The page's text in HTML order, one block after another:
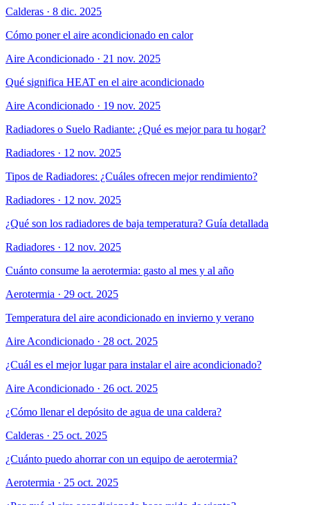
Calderas · 8 dic. 2025
Cómo poner el aire acondicionado en calor
Aire Acondicionado · 21 nov. 2025
Qué significa HEAT en el aire acondicionado
Aire Acondicionado · 19 nov. 2025
Radiadores o Suelo Radiante: ¿Qué es mejor para tu hogar?
Radiadores · 12 nov. 2025
Tipos de Radiadores: ¿Cuáles ofrecen mejor rendimiento?
Radiadores · 12 nov. 2025
¿Qué son los radiadores de baja temperatura? Guía detallada
Radiadores · 12 nov. 2025
Cuánto consume la aerotermia: gasto al mes y al año
Aerotermia · 29 oct. 2025
Temperatura del aire acondicionado en invierno y verano
Aire Acondicionado · 28 oct. 2025
¿Cuál es el mejor lugar para instalar el aire acondicionado?
Aire Acondicionado · 26 oct. 2025
¿Cómo llenar el depósito de agua de una caldera?
Calderas · 25 oct. 2025
¿Cuánto puedo ahorrar con un equipo de aerotermia?
Aerotermia · 25 oct. 2025